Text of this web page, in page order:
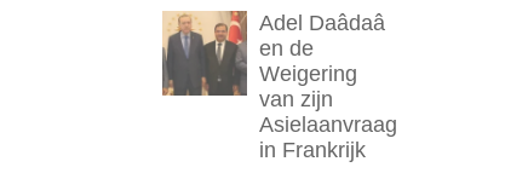
Adel Daâdaâ
en de
Weigering
van zijn
Asielaanvraag
in Frankrijk